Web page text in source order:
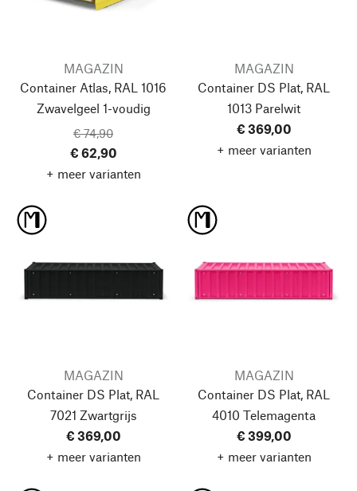
MAGAZIN
Container Atlas, RAL 1016
Zwavelgeel 1-voudig
€ 74,90
€ 62,90
+ meer varianten
MAGAZIN
Container DS Plat, RAL
1013 Parelwit
€ 369,00
+ meer varianten
MAGAZIN
Container DS Plat, RAL
7021 Zwartgrijs
€ 369,00
+ meer varianten
MAGAZIN
Container DS Plat, RAL
4010 Telemagenta
€ 399,00
+ meer varianten